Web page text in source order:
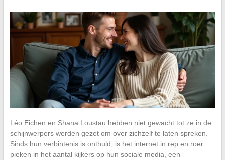
Léo Eichen en Shana Loustau hebben niet gewacht tot ze in de
schijnwerpers werden gezet om over zichzelf te laten spreken.
Sinds hun verbintenis is onthuld, is het internet in rep en roer:
pieken in het aantal kijkers op hun sociale media, een